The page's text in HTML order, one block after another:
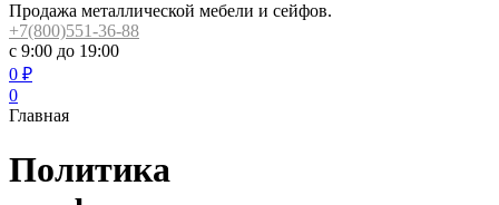
Продажа металлической мебели и сейфов.
+7(800)551-36-88
с 9:00 до 19:00
0 ₽
0
Главная
Политика